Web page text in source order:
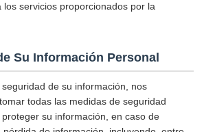
los servicios proporcionados por la
Su Información Personal
de su información, nos
todas las medidas de seguridad
su información, en caso de